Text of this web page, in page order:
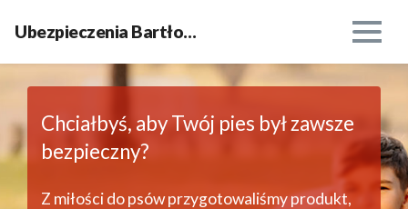
Ubezpieczenia Bartłomiej Brzemiński
Chciałbyś, aby Twój pies był zawsze
bezpieczny?
Z miłości do psów przygotowaliśmy produkt,